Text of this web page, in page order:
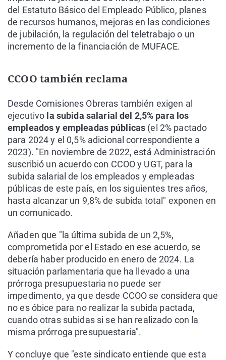
del Estatuto Básico del Empleado Público, planes
de recursos humanos, mejoras en las condiciones
de jubilación, la regulación del teletrabajo o un
incremento de la financiación de MUFACE.
CCOO también reclama
Desde Comisiones Obreras también exigen al
ejecutivo la subida salarial del 2,5% para los
empleados y empleadas públicas (el 2% pactado
para 2024 y el 0,5% adicional correspondiente a
2023). "En noviembre de 2022, está Administración
suscribió un acuerdo con CCOO y UGT, para la
subida salarial de los empleados y empleadas
públicas de este país, en los siguientes tres años,
hasta alcanzar un 9,8% de subida total" exponen en
un comunicado.
Añaden que "la última subida de un 2,5%,
comprometida por el Estado en ese acuerdo, se
debería haber producido en enero de 2024. La
situación parlamentaria que ha llevado a una
prórroga presupuestaria no puede ser
impedimento, ya que desde CCOO se considera que
no es óbice para no realizar la subida pactada,
cuando otras subidas si se han realizado con la
misma prórroga presupuestaria".
Y concluye que "este sindicato entiende que esta